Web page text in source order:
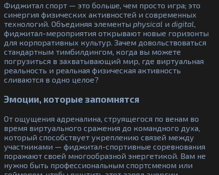
Фиджитал спорт — это больше, чем просто игра; это
синергия физических активностей и современных
технологий. Объединяя элементы physical и digital,
фиджитал-мероприятия открывают новые горизонты
для корпоративных культур. Зачем довольствоваться
стандартным тимбилдингом, когда вы можете
погрузиться в захватывающий мир, где виртуальная
реальность и реальная физическая активность
сливаются в одно целое?
Эмоции, которые запомнятся
От ощущения адреналина, струящегося по венам во
время виртуального сражения до командного духа,
который способствует укреплению связей между
участниками — фиджитал-спортивные соревнования
поражают своей многообразной энергетикой. Вам не
нужно быть профессиональным спортсменом или